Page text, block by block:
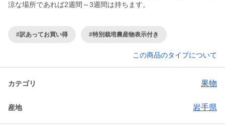
涼な場所であれば2週間～3週間は持ちます。
#訳あってお買い得 #特別栽培農産物表示付き
この商品のタイプについて
カテゴリ 果物
産地 岩手県